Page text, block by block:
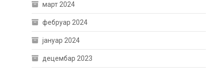
март 2024
фебруар 2024
јануар 2024
децембар 2023